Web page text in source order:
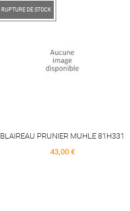
RUPTURE DE STOCK
BLAIREAU PRUNIER MUHLE 81H331
Price
43,00 €